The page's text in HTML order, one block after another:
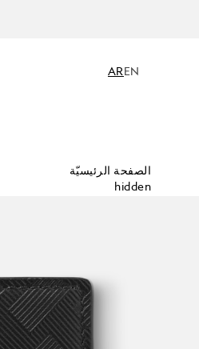
EN
AR
الصفحة الرئيسيّة
hidden